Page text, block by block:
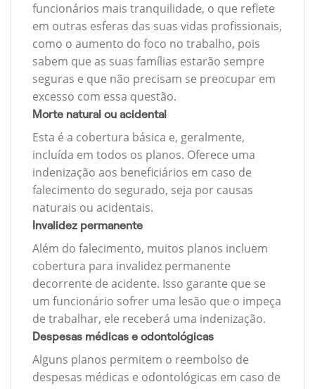
funcionários mais tranquilidade, o que reflete
em outras esferas das suas vidas profissionais,
como o aumento do foco no trabalho, pois
sabem que as suas famílias estarão sempre
seguras e que não precisam se preocupar em
excesso com essa questão.
Morte natural ou acidental
Esta é a cobertura básica e, geralmente,
incluída em todos os planos. Oferece uma
indenização aos beneficiários em caso de
falecimento do segurado, seja por causas
naturais ou acidentais.
Invalidez permanente
Além do falecimento, muitos planos incluem
cobertura para invalidez permanente
decorrente de acidente. Isso garante que se
um funcionário sofrer uma lesão que o impeça
de trabalhar, ele receberá uma indenização.
Despesas médicas e odontológicas
Alguns planos permitem o reembolso de
despesas médicas e odontológicas em caso de